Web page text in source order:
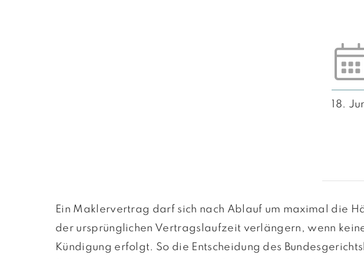
18.
Ein Maklervertrag darf sich nach Ablauf um maximal die
der ursprünglichen Vertragslaufzeit verlängern, wenn
Kündigung erfolgt. So die Entscheidung des